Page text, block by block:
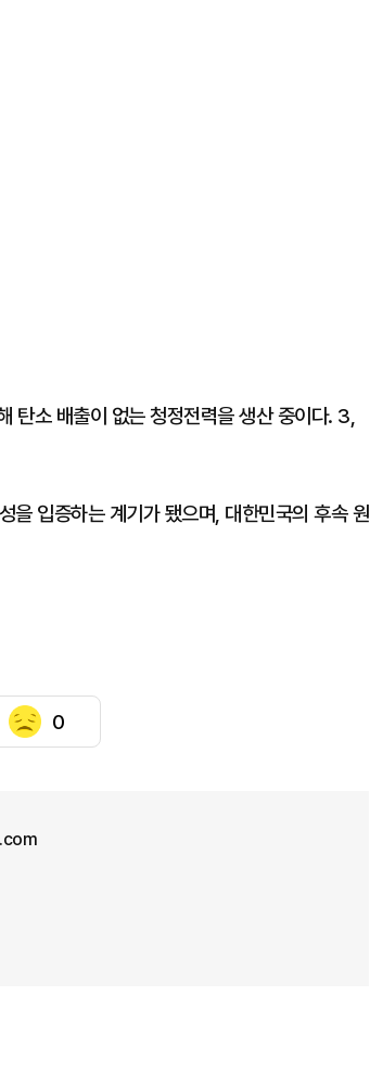
탄소 배출이 없는 청정전력을 생산 중이다. 3,
을 입증하는 계기가 됐으며, 대한민국의 후속 원
0